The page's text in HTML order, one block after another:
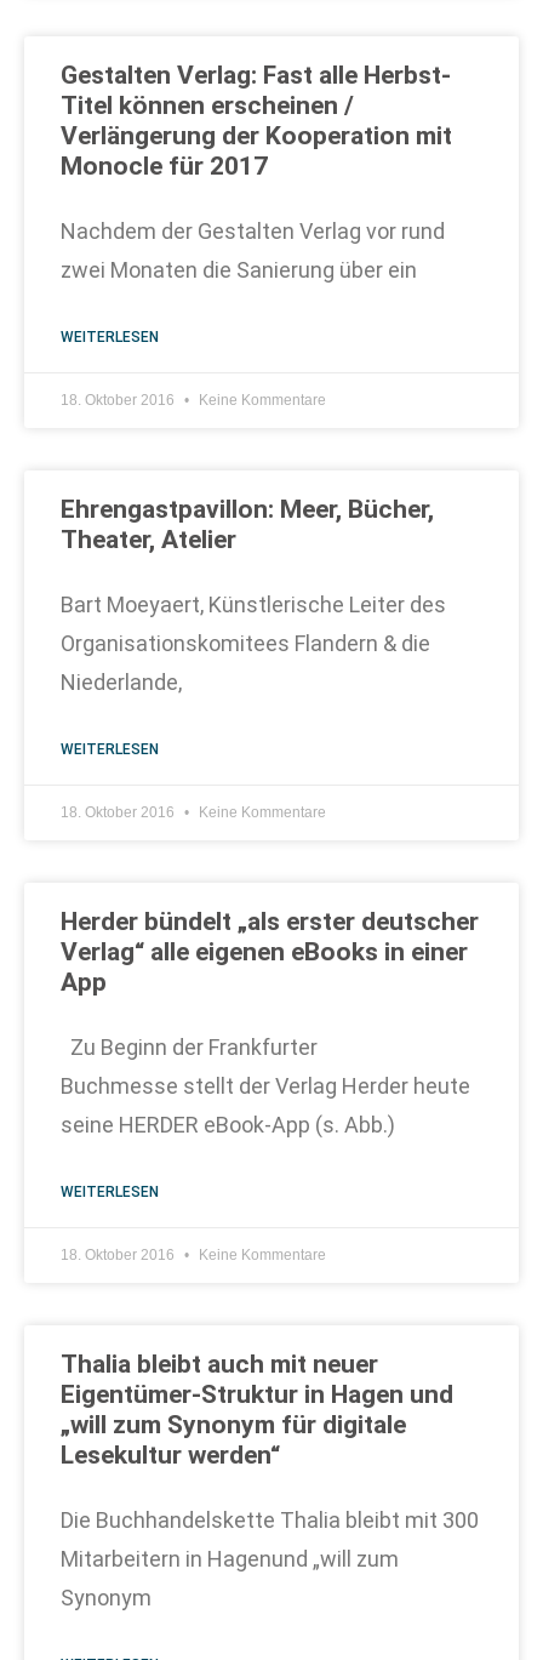
Gestalten Verlag: Fast alle Herbst-
Titel können erscheinen /
Verlängerung der Kooperation mit
Monocle für 2017
Nachdem der Gestalten Verlag vor rund
zwei Monaten die Sanierung über ein
WEITERLESEN
18. Oktober 2016 Keine Kommentare
Ehrengastpavillon: Meer, Bücher,
Theater, Atelier
Bart Moeyaert, Künstlerische Leiter des
Organisationskomitees Flandern & die
Niederlande,
WEITERLESEN
18. Oktober 2016 Keine Kommentare
Herder bündelt „als erster deutscher
Verlag“ alle eigenen eBooks in einer
App
Zu Beginn der Frankfurter
Buchmesse stellt der Verlag Herder heute
seine HERDER eBook-App (s. Abb.)
WEITERLESEN
18. Oktober 2016 Keine Kommentare
Thalia bleibt auch mit neuer
Eigentümer-Struktur in Hagen und
„will zum Synonym für digitale
Lesekultur werden“
Die Buchhandelskette Thalia bleibt mit 300
Mitarbeitern in Hagenund „will zum
Synonym